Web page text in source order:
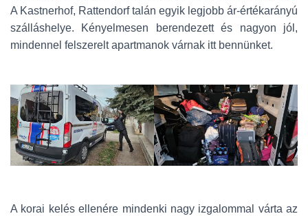
A Kastnerhof, Rattendorf talán egyik legjobb ár-értékarányú
szálláshelye. Kényelmesen berendezett és nagyon jól,
mindennel felszerelt apartmanok várnak itt bennünket.
A korai kelés ellenére mindenki nagy izgalommal várta az